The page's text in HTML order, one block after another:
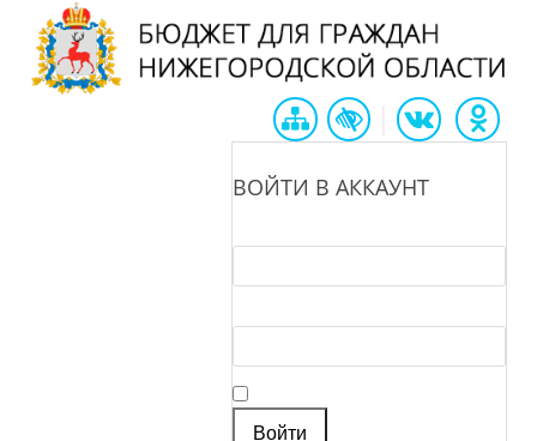
ВОЙТИ В АККАУНТ